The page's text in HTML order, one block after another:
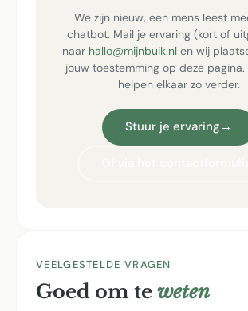
We zijn nieuw, een mens leest
chatbot. Mail je ervaring (kort of
naar hallo@mijnbuik.nl en wij
jouw toestemming op deze
helpen elkaar zo verder.
Stuur je ervaring →
VEELGESTELDE VRAGEN
Goed om te weten